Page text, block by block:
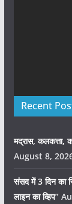
Recent
मद्रास, कलकत्ता,
August 8,
संसद में 3 दिन का
लाइन का व्हिप”